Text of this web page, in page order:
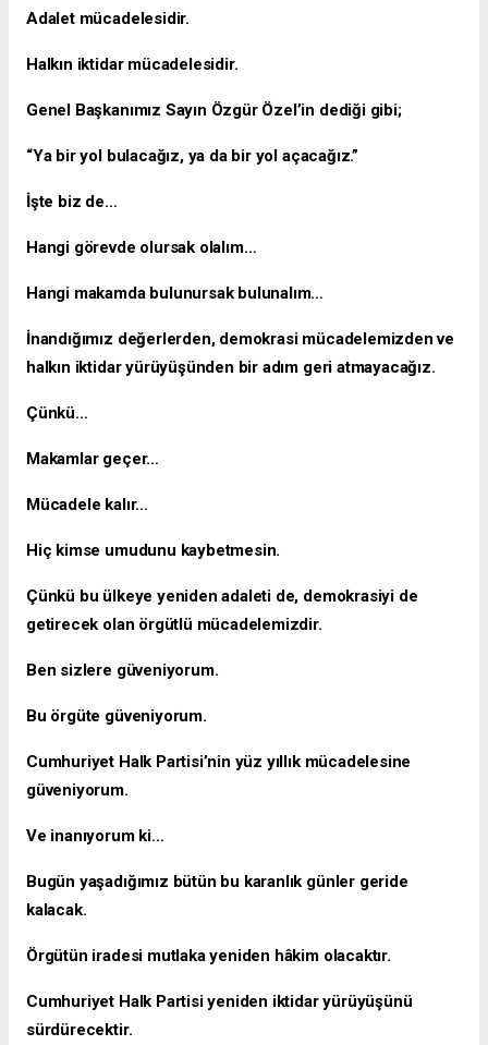
Adalet mücadelesidir.
Halkın iktidar mücadelesidir.
Genel Başkanımız Sayın Özgür Özel’in dediği gibi;
“Ya bir yol bulacağız, ya da bir yol açacağız.”
İşte biz de…
Hangi görevde olursak olalım…
Hangi makamda bulunursak bulunalım…
İnandığımız değerlerden, demokrasi mücadelemizden ve
halkın iktidar yürüyüşünden bir adım geri atmayacağız.
Çünkü…
Makamlar geçer…
Mücadele kalır…
Hiç kimse umudunu kaybetmesin.
Çünkü bu ülkeye yeniden adaleti de, demokrasiyi de
getirecek olan örgütlü mücadelemizdir.
Ben sizlere güveniyorum.
Bu örgüte güveniyorum.
Cumhuriyet Halk Partisi’nin yüz yıllık mücadelesine
güveniyorum.
Ve inanıyorum ki…
Bugün yaşadığımız bütün bu karanlık günler geride
kalacak.
Örgütün iradesi mutlaka yeniden hâkim olacaktır.
Cumhuriyet Halk Partisi yeniden iktidar yürüyüşünü
sürdürecektir.